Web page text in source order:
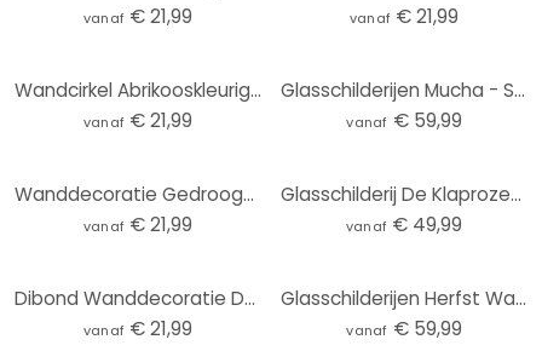
vanaf € 21,99 vanaf € 21,99
Wandcirkel Abrikooskleurige zon - Kubistika
vanaf € 21,99
Glasschilderijen Mucha - Sleutelbloem
vanaf € 59,99
Wanddecoratie Gedroogde bloemen in zachte tinten - Annie - Alu-Dibond Rond
vanaf € 21,99
Glasschilderij De Klaprozen - rond
vanaf € 49,99
Dibond Wanddecoratie Duinen aan de Nederlandse kust - Zwart
vanaf € 21,99
Glasschilderijen Herfst Waterval - Rond
vanaf € 59,99